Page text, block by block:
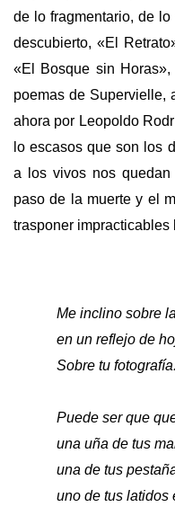
de lo fragmentario, de
descubierto, «El
«El Bosque sin
poemas de Supervielle,
ahora por Leopoldo
lo escasos que son los
a los vivos nos quedan
paso de la muerte y el
trasponer impracticables
Me inclino sobre
en un reflejo de
Sobre tu fotografía.
Puede ser que
una uña de tus
una de tus
uno de tus latidos